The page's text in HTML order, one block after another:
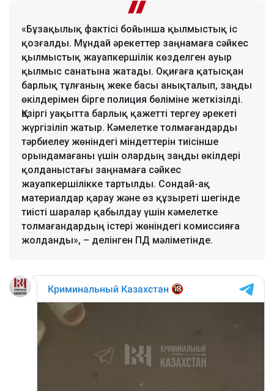
«Бұзақылық фактісі бойынша қылмыстық іс
қозғалды. Мұндай әрекеттер заңнамаға сәйкес
қылмыстық жауапкершілік көзделген ауыр
қылмыс санатына жатады. Оқиғаға қатысқан
барлық тұлғаның жеке басы анықталып, заңды
өкілдерімен бірге полиция бөліміне жеткізілді.
Қазіргі уақытта барлық қажетті тергеу әрекеті
жүргізіліп жатыр. Кәмелетке толмағандарды
тәрбиелеу жөніндегі міндеттерін тиісінше
орындамағаны үшін олардың заңды өкілдері
қолданыстағы заңнамаға сәйкес
жауапкершілікке тартылды. Сондай-ақ
материалдар қарау және өз құзыреті шегінде
тиісті шаралар қабылдау үшін кәмелетке
толмағандардың істері жөніндегі комиссияға
жолданды», – делінген ПД мәліметінде.